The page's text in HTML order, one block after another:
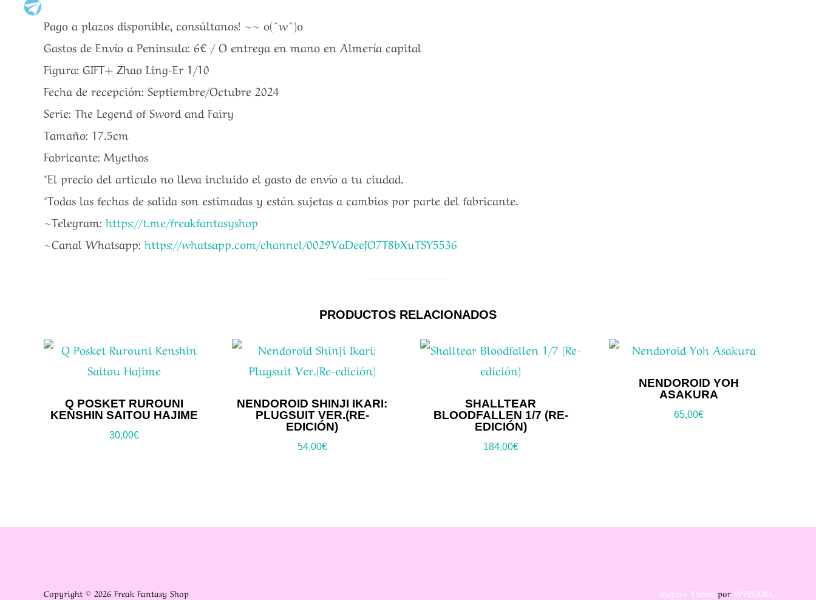
Pago a plazos disponible, consúltanos! ~~ o(^w^)o
Gastos de Envío a Peninsula: 6€ / O entrega en mano en Almería capital
Figura: GIFT+ Zhao Ling-Er 1/10
Fecha de recepción: Septiembre/Octubre 2024
Serie: The Legend of Sword and Fairy
Tamaño: 17.5cm
Fabricante: Myethos
*El precio del articulo no lleva incluido el gasto de envío a tu ciudad.
*Todas las fechas de salida son estimadas y están sujetas a cambios por parte del fabricante.
~Telegram: https://t.me/freakfantasyshop
~Canal Whatsapp: https://whatsapp.com/channel/0029VaDeeJO7T8bXuTSY5536
PRODUCTOS RELACIONADOS
Q POSKET RUROUNI
KENSHIN SAITOU HAJIME
30,00€
NENDOROID SHINJI IKARI:
PLUGSUIT VER.(RE-
EDICIÓN)
54,00€
SHALLTEAR
BLOODFALLEN 1/7 (RE-
EDICIÓN)
184,00€
NENDOROID YOH
ASAKURA
65,00€
Copyright © 2026 Freak Fantasy Shop Inspiro Theme por WPZOOM